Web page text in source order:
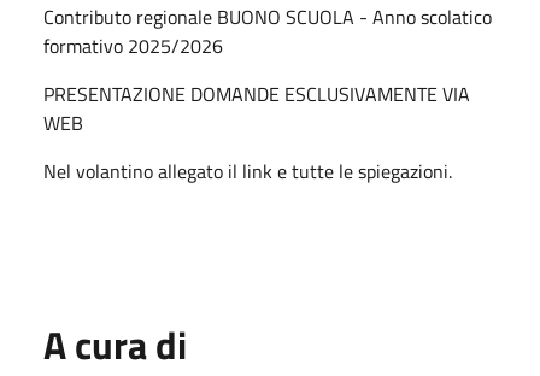
Contributo regionale BUONO SCUOLA - Anno scolatico
formativo 2025/2026
PRESENTAZIONE DOMANDE ESCLUSIVAMENTE VIA
WEB
Nel volantino allegato il link e tutte le spiegazioni.
A cura di